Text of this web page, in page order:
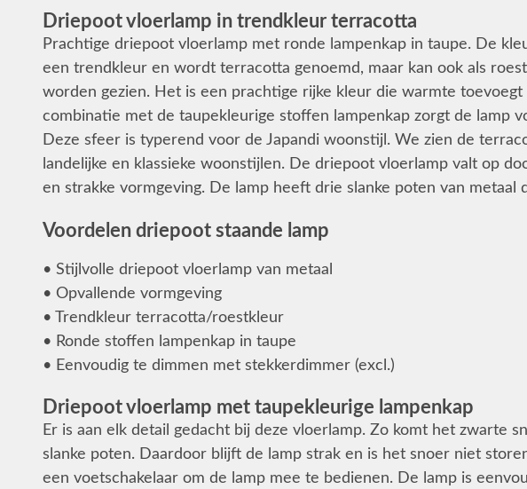
Driepoot vloerlamp in trendkleur terracotta
Prachtige driepoot vloerlamp met ronde lampenkap in taupe. De
een trendkleur en wordt terracotta genoemd, maar kan ook als
worden gezien. Het is een prachtige rijke kleur die warmte
combinatie met de taupekleurige stoffen lampenkap zorgt de lamp
Deze sfeer is typerend voor de Japandi woonstijl. We zien de
landelijke en klassieke woonstijlen. De driepoot vloerlamp valt op
en strakke vormgeving. De lamp heeft drie slanke poten van metaal
Voordelen driepoot staande lamp
• Stijlvolle driepoot vloerlamp van metaal
• Opvallende vormgeving
• Trendkleur terracotta/roestkleur
• Ronde stoffen lampenkap in taupe
• Eenvoudig te dimmen met stekkerdimmer (excl.)
Driepoot vloerlamp met taupekleurige lampenkap
Er is aan elk detail gedacht bij deze vloerlamp. Zo komt het zwarte
slanke poten. Daardoor blijft de lamp strak en is het snoer niet
een voetschakelaar om de lamp mee te bedienen. De lamp is